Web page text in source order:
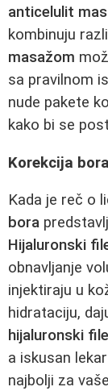
anticelulit
kombinuju
masažom
sa pravilnom
nude pakete
kako bi se
Korekcija
Kada je reč o
bora
Hijaluronski
obnavljanje
injektiraju u
hidrataciju,
hijaluronski
a iskusan
najbolji za